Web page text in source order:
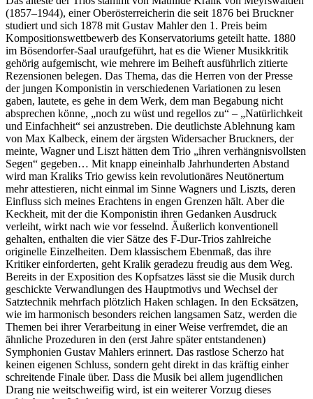
(1857–1944), einer Oberösterreicherin die seit 1876 bei Bruckner
studiert und sich 1878 mit Gustav Mahler den 1. Preis beim
Kompositionswettbewerb des Konservatoriums geteilt hatte. 1880
im Bösendorfer-Saal uraufgeführt, hat es die Wiener Musikkritik
gehörig aufgemischt, wie mehrere im Beiheft ausführlich zitierte
Rezensionen belegen. Das Thema, das die Herren von der Presse
der jungen Komponistin in verschiedenen Variationen zu lesen
gaben, lautete, es gehe in dem Werk, dem man Begabung nicht
absprechen könne, „noch zu wüst und regellos zu“ – „Natürlichkeit
und Einfachheit“ sei anzustreben. Die deutlichste Ablehnung kam
von Max Kalbeck, einem der ärgsten Widersacher Bruckners, der
meinte, Wagner und Liszt hätten dem Trio „ihren verhängnisvollsten
Segen“ gegeben… Mit knapp eineinhalb Jahrhunderten Abstand
wird man Kraliks Trio gewiss kein revolutionäres Neutönertum
mehr attestieren, nicht einmal im Sinne Wagners und Liszts, deren
Einfluss sich meines Erachtens in engen Grenzen hält. Aber die
Keckheit, mit der die Komponistin ihren Gedanken Ausdruck
verleiht, wirkt nach wie vor fesselnd. Äußerlich konventionell
gehalten, enthalten die vier Sätze des F-Dur-Trios zahlreiche
originelle Einzelheiten. Dem klassischem Ebenmaß, das ihre
Kritiker einforderten, geht Kralik geradezu freudig aus dem Weg.
Bereits in der Exposition des Kopfsatzes lässt sie die Musik durch
geschickte Verwandlungen des Hauptmotivs und Wechsel der
Satztechnik mehrfach plötzlich Haken schlagen. In den Ecksätzen,
wie im harmonisch besonders reichen langsamen Satz, werden die
Themen bei ihrer Verarbeitung in einer Weise verfremdet, die an
ähnliche Prozeduren in den (erst Jahre später entstandenen)
Symphonien Gustav Mahlers erinnert. Das rastlose Scherzo hat
keinen eigenen Schluss, sondern geht direkt in das kräftig einher
schreitende Finale über. Dass die Musik bei allem jugendlichen
Drang nie weitschweifig wird, ist ein weiterer Vorzug dieses